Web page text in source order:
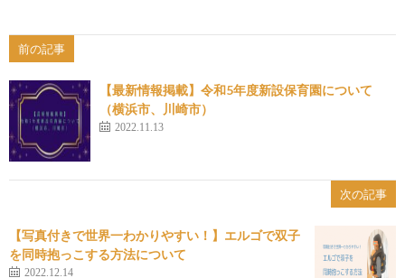
前の記事
【最新情報掲載】令和5年度新設保育園について
（横浜市、川崎市）
2022.11.13
次の記事
【写真付きで世界一わかりやすい！】エルゴで双子
を同時抱っこする方法について
2022.12.14